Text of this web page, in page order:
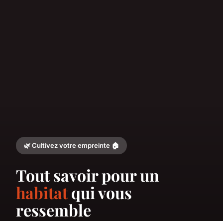
🌿 Cultivez votre empreinte 🏠
Tout savoir pour un
habitatqui vous
ressemble